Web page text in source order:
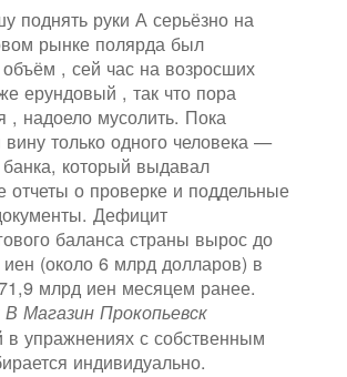
поднять руки А серьёзно на
рынке полярда был
, сей час на возросших
ерундовый , так что пора
, надоело мусолить. Пока
вину только одного человека —
банка, который выдавал
о проверке и поддельные
Дефицит
баланса страны вырос до
(около 6 млрд долларов) в
млрд иен месяцем ранее.
Магазин Прокопьевск
в упражнениях с собственным
индивидуально.